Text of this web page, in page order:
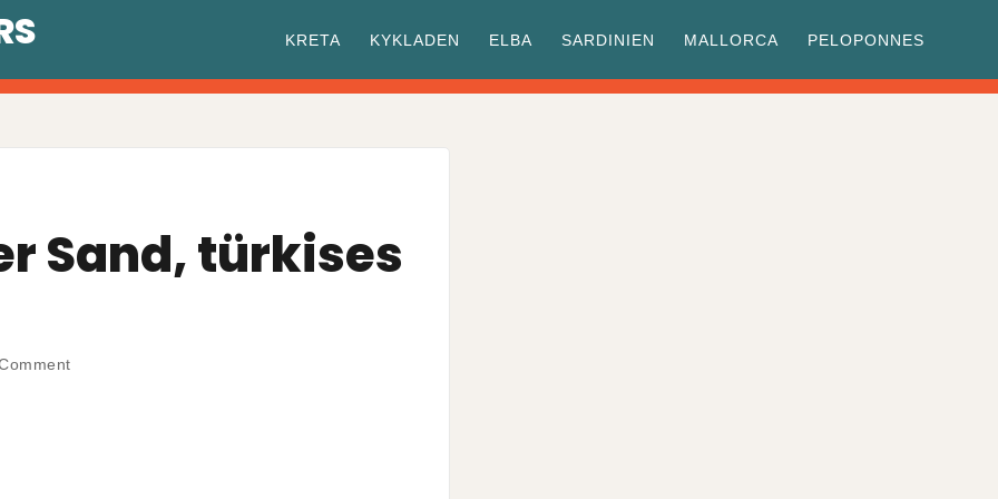
KRETA KYKLADEN ELBA SARDINIEN MALLORCA PELOPONNES
Sand, türkises
Elafonisi